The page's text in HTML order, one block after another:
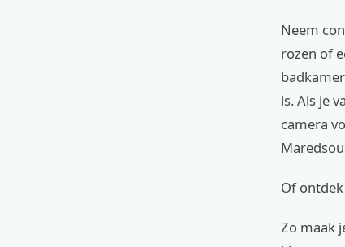
Neem
rozen of
is. Als je
camera
Of
Zo maak